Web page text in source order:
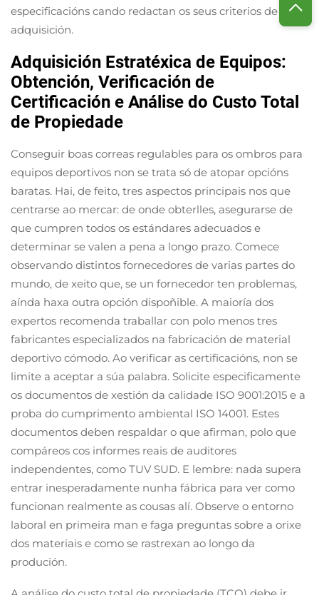
especificacións cando redactan os seus criterios de
adquisición.
Adquisición Estratéxica de Equipos:
Obtención, Verificación de
Certificación e Análise do Custo Total
de Propiedade
Conseguir boas correas regulables para os ombros para
equipos deportivos non se trata só de atopar opcións
baratas. Hai, de feito, tres aspectos principais nos que
centrarse ao mercar: de onde obterlles, asegurarse de
que cumpren todos os estándares adecuados e
determinar se valen a pena a longo prazo. Comece
observando distintos fornecedores de varias partes do
mundo, de xeito que, se un fornecedor ten problemas,
aínda haxa outra opción dispoñible. A maioría dos
expertos recomenda traballar con polo menos tres
fabricantes especializados na fabricación de material
deportivo cómodo. Ao verificar as certificacións, non se
limite a aceptar a súa palabra. Solicite especificamente
os documentos de xestión da calidade ISO 9001:2015 e a
proba do cumprimento ambiental ISO 14001. Estes
documentos deben respaldar o que afirman, polo que
compáreos cos informes reais de auditores
independentes, como TUV SUD. E lembre: nada supera
entrar inesperadamente nunha fábrica para ver como
funcionan realmente as cousas alí. Observe o entorno
laboral en primeira man e faga preguntas sobre a orixe
dos materiais e como se rastrexan ao longo da
produción.